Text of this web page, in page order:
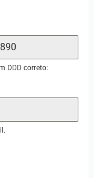
DDD correto: